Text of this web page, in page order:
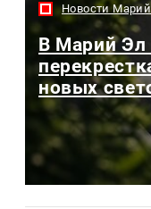
Новости
В Марий Эл
новых